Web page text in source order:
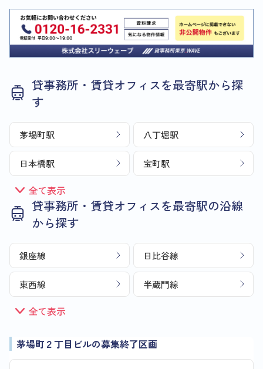
貸事務所・賃貸オフィスを最寄駅から探
す
茅場町駅 八丁堀駅
日本橋駅 宝町駅
全て表示
貸事務所・賃貸オフィスを最寄駅の沿線
から探す
銀座線 日比谷線
東西線 半蔵門線
全て表示
茅場町２丁目ビルの募集終了区画